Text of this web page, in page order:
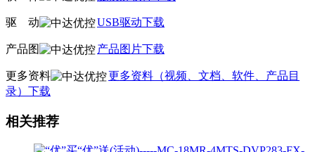
驱 动 USB驱动下载
产品图 产品图片下载
更多资料
更多资料（视频、文档、软件、产品目
录）下载
相关推荐